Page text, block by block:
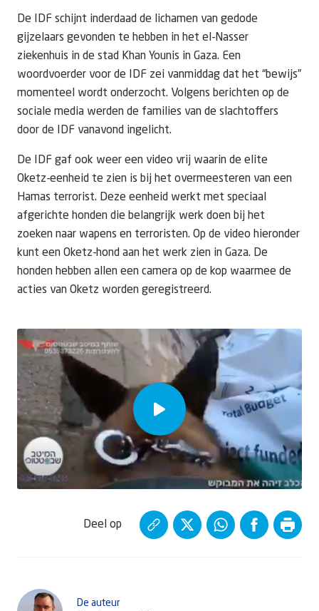
De IDF schijnt inderdaad de lichamen van gedode
gijzelaars gevonden te hebben in het el-Nasser
ziekenhuis in de stad Khan Younis in Gaza. Een
woordvoerder voor de IDF zei vanmiddag dat het “bewijs”
momenteel wordt onderzocht. Volgens berichten op de
sociale media werden de families van de slachtoffers
door de IDF vanavond ingelicht.
De IDF gaf ook weer een video vrij waarin de elite
Oketz-eenheid te zien is bij het overmeesteren van een
Hamas terrorist. Deze eenheid werkt met speciaal
afgerichte honden die belangrijk werk doen bij het
zoeken naar wapens en terroristen. Op de video hieronder
kunt een Oketz-hond aan het werk zien in Gaza. De
honden hebben allen een camera op de kop waarmee de
acties van Oketz worden geregistreerd.
De auteur
Deel op